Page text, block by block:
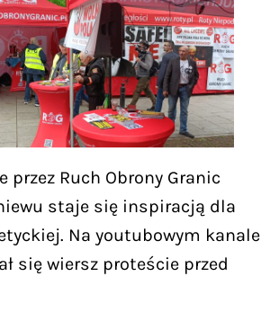
przez Ruch Obrony Granic
staje się inspiracją dla
Na youtubowym kanale
się wiersz proteście przed